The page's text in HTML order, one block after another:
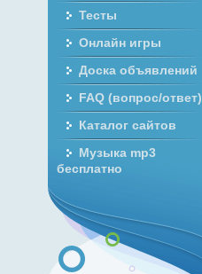
Тесты
Онлайн игры
Доска объявлений
FAQ (вопрос/ответ)
Каталог сайтов
Музыка mp3
бесплатно